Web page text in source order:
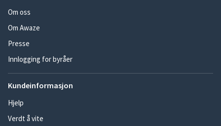
Om oss
Om Awaze
Presse
Innlogging for byråer
Kundeinformasjon
Hjelp
Verdt å vite